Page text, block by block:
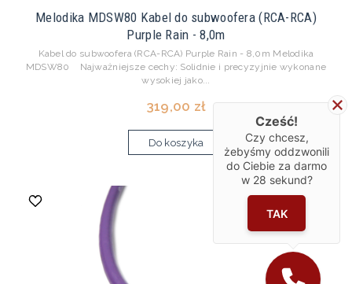
Melodika MDSW80 Kabel do subwoofera (RCA-RCA)
Purple Rain - 8,0m
Kabel do subwoofera (RCA-RCA) Purple Rain - 8,0m Melodika
MDSW80 Najważniejsze cechy: Solidnie i precyzyjnie wykonane
wysokiej jako...
319,00 zł
Do koszyka
Cześć!
Czy chcesz,
żebyśmy oddzwonili
do Ciebie za darmo
w 28 sekund?
TAK